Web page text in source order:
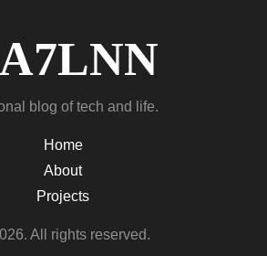
blog of tech and life.
Home
About
Projects
All rights reserved.